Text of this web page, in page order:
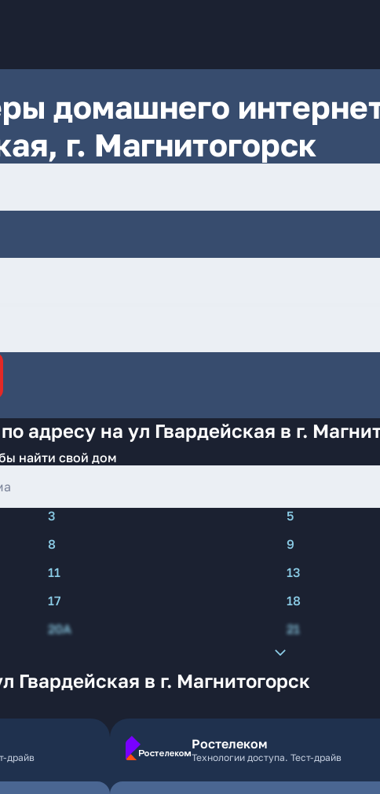
домашнего
г. Магнитогорск
адресу на ул Гвардейская в г.
найти свой дом
3 5
8 9
11 13
17 18
20А 21
Гвардейская в г. Магнитогорск
драйв
Ростелеком
Технологии доступа. Тест-драйв